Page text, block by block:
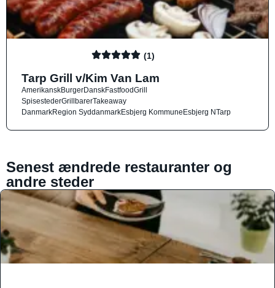
(1)
Tarp Grill v/Kim Van Lam
AmerikanskBurgerDanskFastfoodGrill
SpisestederGrillbarerTakeaway
DanmarkRegion SyddanmarkEsbjerg KommuneEsbjerg NTarp
Senest ændrede restauranter og
andre steder